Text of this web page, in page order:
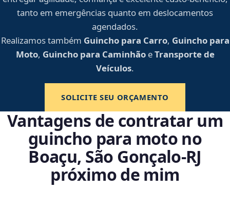
tanto em emergências quanto em deslocamentos
agendados.
Realizamos também Guincho para Carro, Guincho para
Moto, Guincho para CaminhãoeTransporte de
Veículos.
SOLICITE SEU ORÇAMENTO
Vantagens de contratar um
guincho para moto no
Boaçu, São Gonçalo‑RJ
próximo de mim